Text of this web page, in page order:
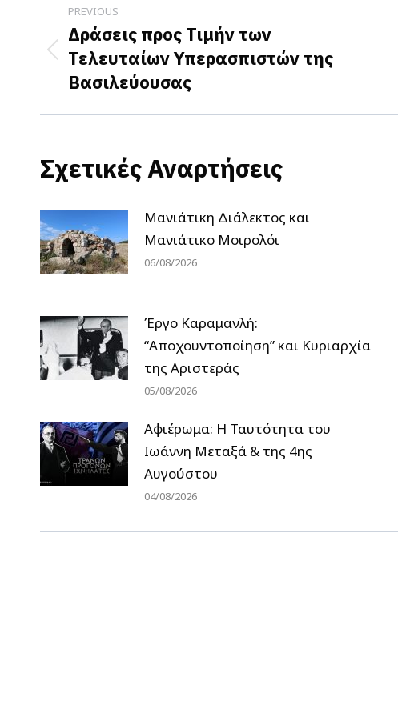
navigation
PREVIOUS
Previous
post:
Δράσεις προς Τιμήν των
Τελευταίων Υπερασπιστών της
Βασιλεύουσας
Σχετικές Αναρτήσεις
Μανιάτικη Διάλεκτος και
Μανιάτικο Μοιρολόι
06/08/2026
Έργο Καραμανλή:
“Αποχουντοποίηση” και Κυριαρχία
της Αριστεράς
05/08/2026
Αφιέρωμα: Η Ταυτότητα του
Ιωάννη Μεταξά & της 4ης
Αυγούστου
04/08/2026